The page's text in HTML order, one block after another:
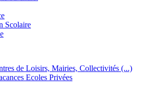
Scolaire
de Loisirs, Mairies, Collectivités (...)
Ecoles Privées